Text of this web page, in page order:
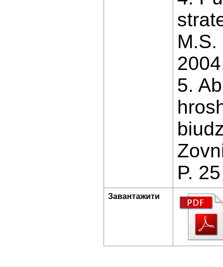
5.
P.
Завантажити